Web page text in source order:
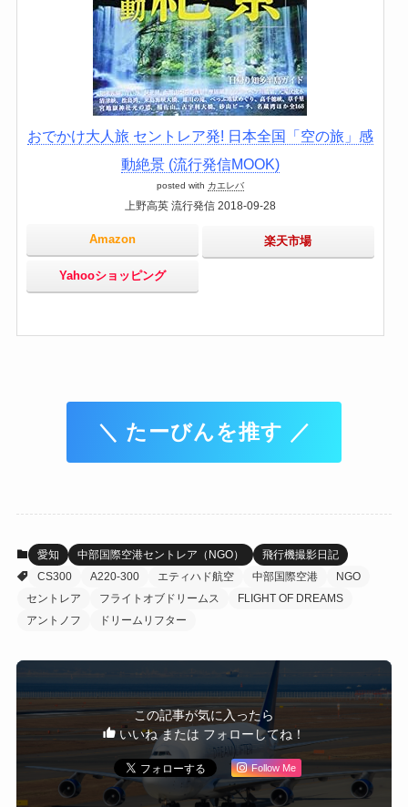
おでかけ大人旅 セントレア発! 日本全国「空の旅」感
動絶景 (流行発信MOOK)
posted with カエレバ
上野高英 流行発信 2018-09-28
Amazon 楽天市場
Yahooショッピング
＼ たーびんを推す ／
愛知 中部国際空港セントレア（NGO）
飛行機撮影日記
CS300
A220-300 エティハド航空 中部国際空港
NGO
セントレア
フライトオブドリームス
FLIGHT OF DREAMS
アントノフ
ドリームリフター
この記事が気に入ったら
いいね または フォローしてね！
Follow Me